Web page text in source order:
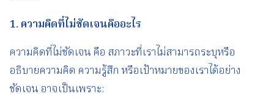
1.ความคิดที่ไม่ชัดเจนคืออะไร
ความคิดที่ไม่ชัดเจน คือ สภาวะที่เราไม่สามารถระบุหรือ
อธิบายความคิด ความรู้สึก หรือเป้าหมายของเราได้อย่าง
ชัดเจน อาจเป็นเพราะ: